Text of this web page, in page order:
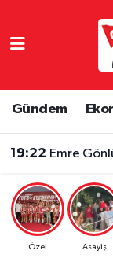
Gündem
19:22 Emre
Özel Asayiş
Dünya
Eğitim
Adana
Adana
Süper Lig